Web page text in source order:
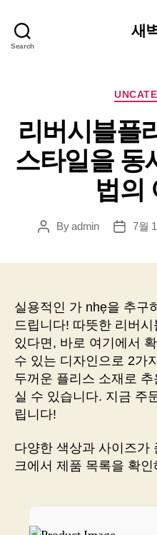
Search
새
리버시블플
스타일을 동
법의
PostByadmin
Post7월
실용적인 가 nhẹ을 추구
드립니다! 따뜻한 리버
있다면, 바로 여기에서
수 있는 디자인으로 2가
두꺼운 플리스 소재로
실 수 있습니다. 지금 주
립니다!
다양한 색상과 사이즈가
크에서 제품 목록을 확인